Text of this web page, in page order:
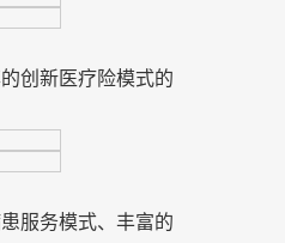
创新医疗险模式的
服务模式、丰富的